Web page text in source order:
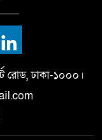
রোড, ঢাকা-১০০০।